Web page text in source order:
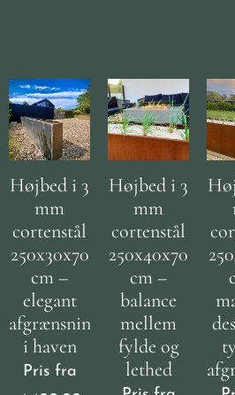
Højbed i 3
mm
cortenstål
250x30x70
cm –
elegant
afgrænsning
i haven
Pris fra
Højbed i 3
mm
cortenstål
250x40x70
cm –
balance
mellem
fylde og
lethed